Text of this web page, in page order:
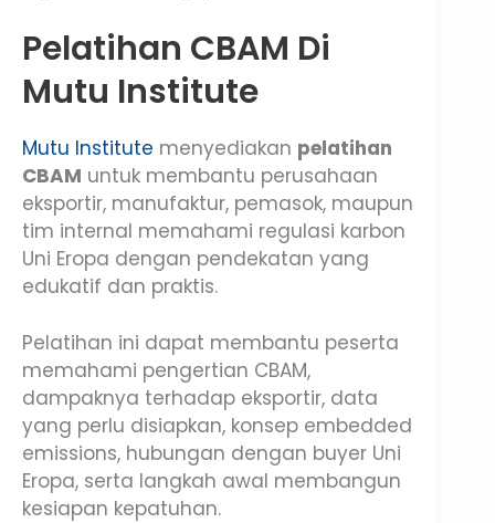
Pelatihan CBAM Di
Mutu Institute
Mutu Institute menyediakan pelatihan
CBAM untuk membantu perusahaan
eksportir, manufaktur, pemasok, maupun
tim internal memahami regulasi karbon
Uni Eropa dengan pendekatan yang
edukatif dan praktis.
Pelatihan ini dapat membantu peserta
memahami pengertian CBAM,
dampaknya terhadap eksportir, data
yang perlu disiapkan, konsep embedded
emissions, hubungan dengan buyer Uni
Eropa, serta langkah awal membangun
kesiapan kepatuhan.